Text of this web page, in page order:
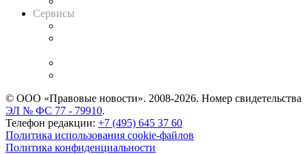
Сервисы
© ООО «Правовые новости». 2008-2026. Номер свидетельства
ЭЛ № ФС 77 - 79910.
Телефон редакции: +7 (495) 645 37 60
Политика использования cookie-файлов
Политика конфиденциальности